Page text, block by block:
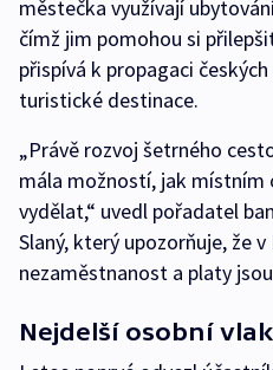
městečka využívají
čímž jim pomohou si
přispívá k propagaci
turistické destinace.
„Právě rozvoj šetrného
mála možností, jak
vydělat,“ uvedl pořadatel
Slaný, který upozorňuje, že
nezaměstnanost a platy
Nejdelší osobní vlak